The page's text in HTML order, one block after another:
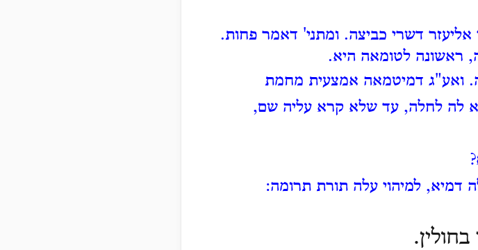
אליעזר דשרי כביצה. ומתני' דאמר פחות.
ראשונה לטומאה היא.
ואע"ג דמיטמאה אמצעית מחמת
לה לחלה, עד שלא קרא עליה שם,
דמיא, למיהוי עלה תורת תרומה: